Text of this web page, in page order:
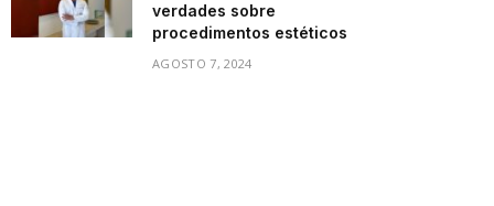
verdades sobre
procedimentos estéticos
AGOSTO 7, 2024